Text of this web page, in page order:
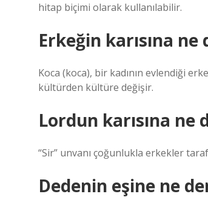
hitap biçimi olarak kullanılabilir.
Erkeğin karısına ne
Koca (koca), bir kadının evlendiği
kültürden kültüre değişir.
Lordun karısına ne
“Sir” unvanı çoğunlukla erkekler
Dedenin eşine ne